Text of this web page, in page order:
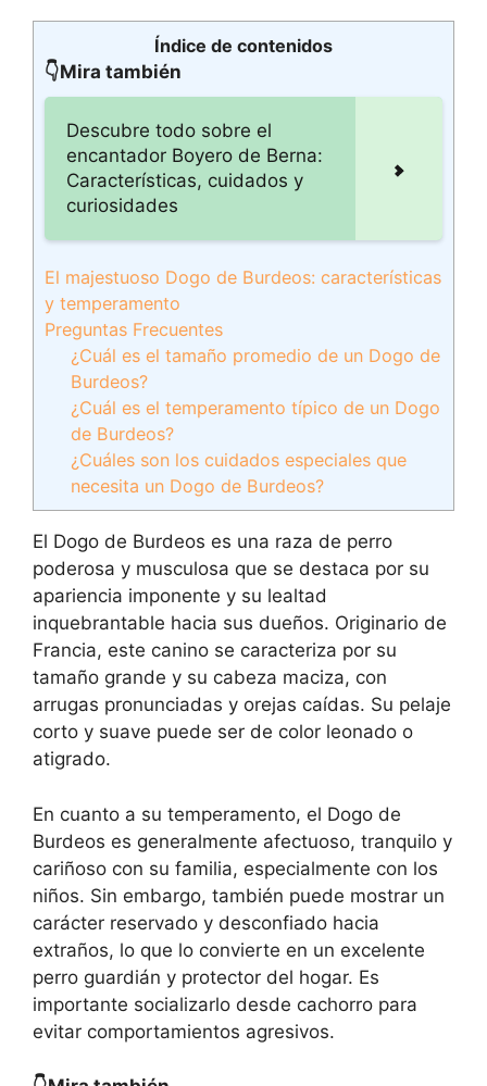
Índice de contenidos
👇Mira también
Descubre todo sobre el
encantador Boyero de Berna:
Características, cuidados y
curiosidades
El majestuoso Dogo de Burdeos: características
y temperamento
Preguntas Frecuentes
¿Cuál es el tamaño promedio de un Dogo de
Burdeos?
¿Cuál es el temperamento típico de un Dogo
de Burdeos?
¿Cuáles son los cuidados especiales que
necesita un Dogo de Burdeos?
El Dogo de Burdeos es una raza de perro
poderosa y musculosa que se destaca por su
apariencia imponente y su lealtad
inquebrantable hacia sus dueños. Originario de
Francia, este canino se caracteriza por su
tamaño grande y su cabeza maciza, con
arrugas pronunciadas y orejas caídas. Su pelaje
corto y suave puede ser de color leonado o
atigrado.
En cuanto a su temperamento, el Dogo de
Burdeos es generalmente afectuoso, tranquilo y
cariñoso con su familia, especialmente con los
niños. Sin embargo, también puede mostrar un
carácter reservado y desconfiado hacia
extraños, lo que lo convierte en un excelente
perro guardián y protector del hogar. Es
importante socializarlo desde cachorro para
evitar comportamientos agresivos.